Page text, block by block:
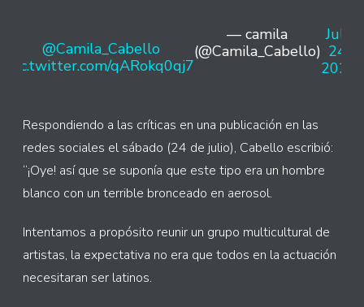
@Camila_Cabello
pic.twitter.com/qARokq0qj7
— camila
(@Camila_Cabello)
July
24,
2021
Respondiendo a las críticas en una publicación en las
redes sociales el sábado (24 de julio), Cabello escribió:
“¡Oye! así que se suponía que este tipo era un hombre
blanco con un terrible bronceado en aerosol.
Intentamos a propósito reunir un grupo multicultural de
artistas, la expectativa no era que todos en la actuación
necesitaran ser latinos.